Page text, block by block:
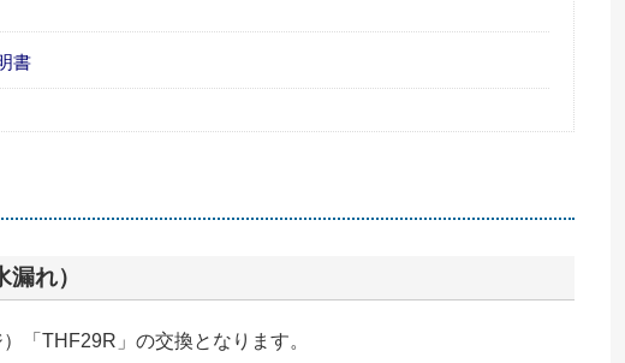
書
れ）
「THF29R」の交換となります。